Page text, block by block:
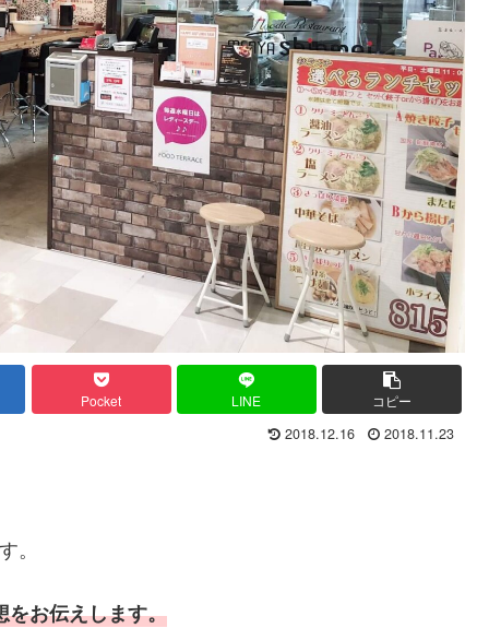
Pocket LINE コピー
2018.12.16 2018.11.23
。
をお伝えします。